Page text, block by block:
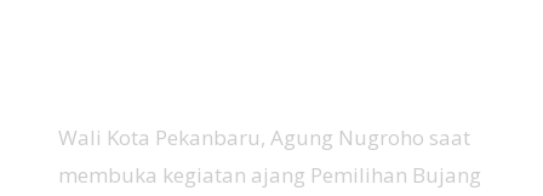
Wali Kota Pekanbaru, Agung Nugroho saat
membuka kegiatan ajang Pemilihan Bujang